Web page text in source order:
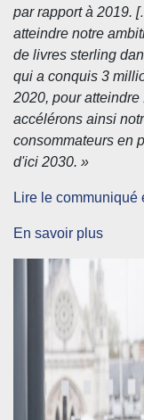
par rapport à 2019.
atteindre notre
de livres sterling
qui a conquis 3
2020, pour
accélérons ainsi
consommateurs en
d'ici 2030. »
Lire le communiqué
En savoir plus